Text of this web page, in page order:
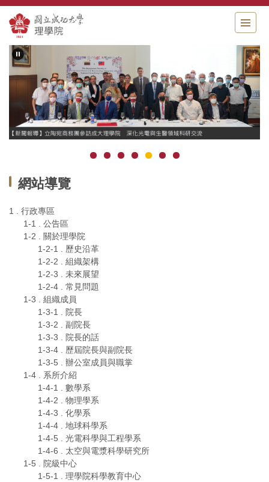
跳
到
主
要
內
網站導覽
1 . 行政專區
1-1 . 公告區
1-2 . 關於理學院
1-2-1 . 歷史沿革
1-2-2 . 組織架構
1-2-3 . 未來展望
1-2-4 . 常見問題
1-3 . 組織成員
1-3-1 . 院長
1-3-2 . 副院長
1-3-3 . 院長的話
1-3-4 . 歷屆院長與副院長
1-3-5 . 辦公室成員與職掌​
1-4 . 系所介紹
1-4-1 . 數學系
1-4-2 . 物理學系
1-4-3 . 化學系
1-4-4 . 地球科學系
1-4-5 . 光電科學與工程學系
1-4-6 . 太空與電漿科學研究所
1-5 . 院級中心
1-5-1 . 理學院科學教育中心